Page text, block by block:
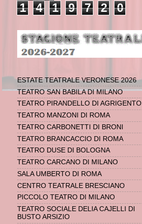
1 4 1 9 7 2 0
ESTATE TEATRALE VERONESE 2026
TEATRO SAN BABILA DI MILANO
TEATRO PIRANDELLO DI AGRIGENTO
TEATRO MANZONI DI ROMA
TEATRO CARBONETTI DI BRONI
TEATRO BRANCACCIO DI ROMA
TEATRO DUSE DI BOLOGNA
TEATRO CARCANO DI MILANO
SALA UMBERTO DI ROMA
CENTRO TEATRALE BRESCIANO
PICCOLO TEATRO DI MILANO
TEATRO SOCIALE DELIA CAJELLI DI
BUSTO ARSIZIO